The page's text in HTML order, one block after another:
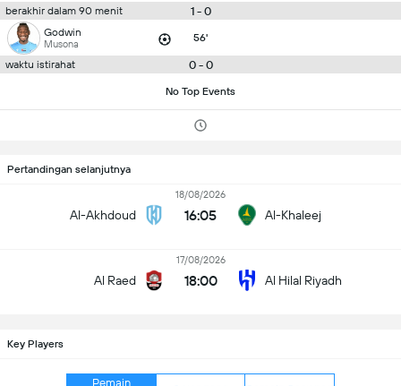
berakhir dalam 90 menit 1 - 0
Godwin
Musona 56'
waktu istirahat 0 - 0
No Top Events
Pertandingan selanjutnya
Al-Akhdoud
18/08/2026
16:05 Al-Khaleej
Al Raed
17/08/2026
18:00 Al Hilal Riyadh
Key Players
Pemain